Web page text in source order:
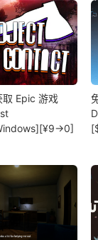
取 Epic 游戏